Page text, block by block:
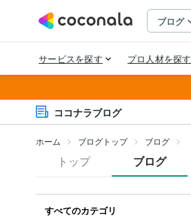
ココナラブログ
ホーム ブログトップ ブログ
トップ ブログ
すべてのカテゴリ